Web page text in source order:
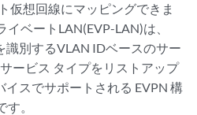
仮想回線にマッピングできま
ベートLAN(EVP-LAN)は、
識別するVLAN IDベースのサー
ービス タイプをリストアップ
イスでサポートされる EVPN 構
。